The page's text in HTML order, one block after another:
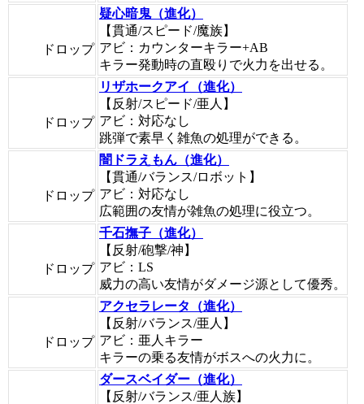
ドロップ
疑心暗鬼（進化）
【貫通/スピード/魔族】
アビ：カウンターキラー+AB
キラー発動時の直殴りで火力を出せる。
ドロップ
リザホークアイ（進化）
【反射/スピード/亜人】
アビ：対応なし
跳弾で素早く雑魚の処理ができる。
ドロップ
闇ドラえもん（進化）
【貫通/バランス/ロボット】
アビ：対応なし
広範囲の友情が雑魚の処理に役立つ。
ドロップ
千石撫子（進化）
【反射/砲撃/神】
アビ：LS
威力の高い友情がダメージ源として優秀。
ドロップ
アクセラレータ（進化）
【反射/バランス/亜人】
アビ：亜人キラー
キラーの乗る友情がボスへの火力に。
ダースベイダー（進化）
【反射/バランス/亜人族】